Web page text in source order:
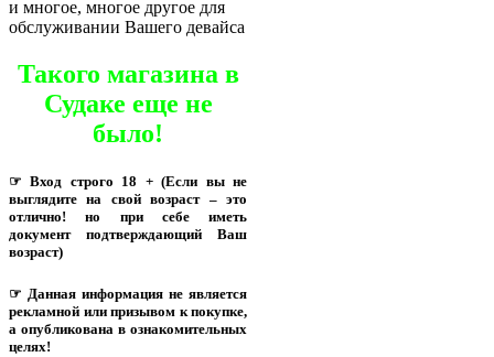
и многое, многое другое для
обслуживании Вашего девайса
Такого магазина в
Судаке еще не
было!
☞ Вход строго 18 + (Если вы не
выглядите на свой возраст – это
отлично! но при себе иметь
документ подтверждающий Ваш
возраст)
☞ Данная информация не является
рекламной или призывом к покупке,
а опубликована в ознакомительных
целях!